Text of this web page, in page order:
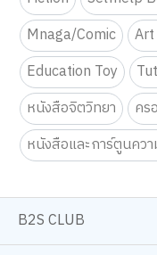
Mnaga/Comic
Education Toy
หนังสือจิตวิทยา
คร
หนังสือและการ์ตูนคว
B2S CLUB